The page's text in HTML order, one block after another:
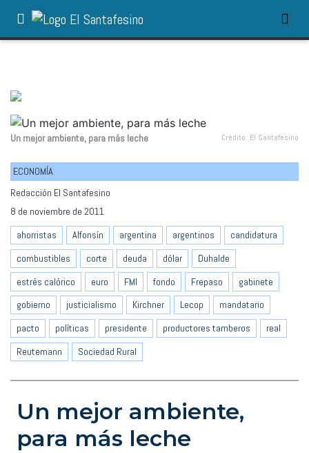
Un mejor ambiente, para más leche Crédito: El Santafesino
ECONOMÍA
Redacción El Santafesino
8 de noviembre de 2011
ahorristas
Alfonsín argentina argentinos
candidatura
combustibles
corte deuda dólar
Duhalde
estrés calórico
euro FMI fondo Frepaso
gabinete
gobierno
justicialismo Kirchner Lecop
mandatario
pacto
políticas presidente productores tamberos
real
Reutemann
Sociedad Rural
Un mejor ambiente,
para más leche